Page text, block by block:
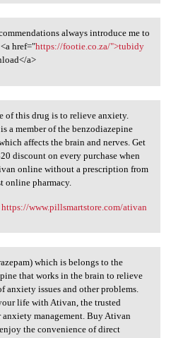
always introduce me to
href="https://footie.co.za/">tubidy
a>
of this drug is
of this drug is to relieve anxiety.
a member of the benzodiazepine
affects the brain and nerves. Get
discount on every purchase when
online without a prescription from
online pharmacy.
https://www.pillsmartstore.com/ativan
which is
which is belongs to the
that works in the brain to relieve
anxiety issues and other problems.
life with Ativan, the trusted
management. Buy Ativan
the convenience of direct